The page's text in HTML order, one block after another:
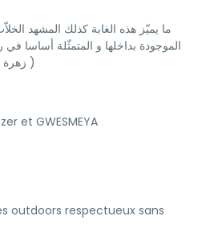
ما يميّز هذه الغابة كذلك المشهد
الموجودة بداخلها و المتمثّلة أساسا في
زهرة الحياة ذات الشكل السداسي )
et GWESMEYA
outdoors respectueux sans